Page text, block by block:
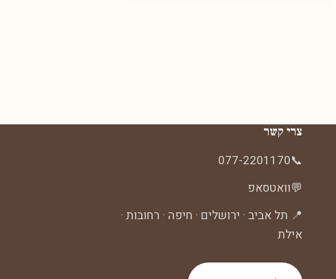
צרי קשר
📞
077-2201170
💬וואטסאפ
📍 תל אביב · ירושלים · חיפה · רחובות ·
אילת